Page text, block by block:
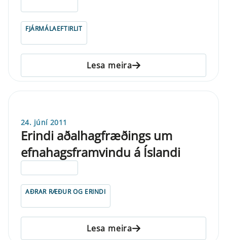
FJÁRMÁLAEFTIRLIT
Lesa meira
24. júní 2011
Erindi aðalhagfræðings um
efnahagsframvindu á Íslandi
AÐRAR RÆÐUR OG ERINDI
Lesa meira